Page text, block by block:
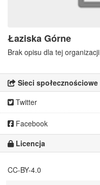
Łaziska Górne
Brak opisu dla tej organizacji
Sieci społecznościowe
Twitter
Facebook
Licencja
CC-BY-4.0